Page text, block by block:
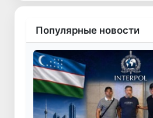
Популярные новости